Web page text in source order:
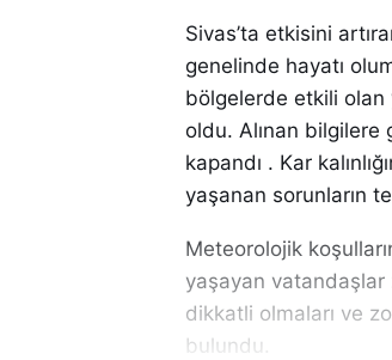
Sivas’ta etkisini
genelinde hayatı
bölgelerde etkili olan
oldu. Alınan bilgilere
kapandı . Kar
yaşanan sorunların
Meteorolojik
yaşayan vatandaşlar
dikkatli olmaları ve
bulundu.